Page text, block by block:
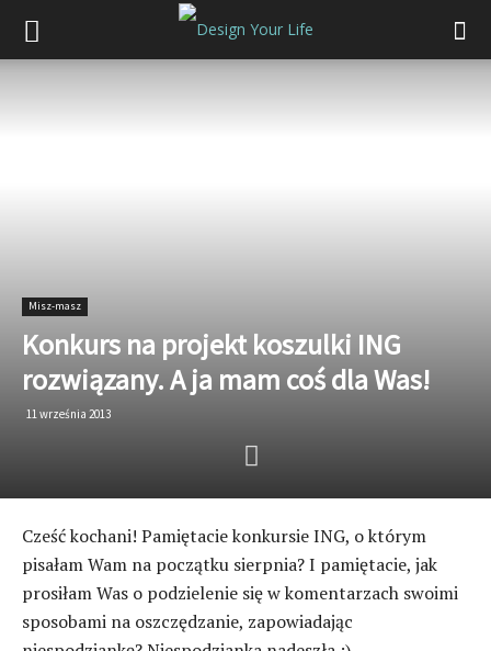
Misz-masz
Konkurs na projekt koszulki ING
rozwiązany. A ja mam coś dla Was!
11 września 2013
Cześć kochani! Pamiętacie konkursie ING, o którym
pisałam Wam na początku sierpnia? I pamiętacie, jak
prosiłam Was o podzielenie się w komentarzach swoimi
sposobami na oszczędzanie, zapowiadając